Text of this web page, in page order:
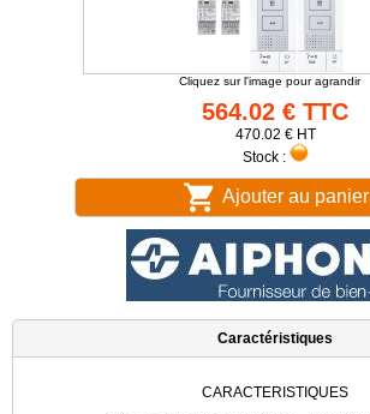
Cliquez sur l'image pour agrandir
564.02 € TTC
470.02 € HT
Stock :
Ajouter au panier
Caractéristiques
CARACTERISTIQUES